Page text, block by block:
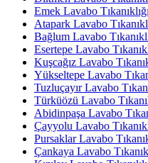
Emek Lavabo
Atapark Lavabo
Bağlum Lavabo
Esertepe Lavabo
Kuşcağız Lavabo
Yükseltepe Lavabo
Tuzluçayır Lavabo
Türküözü Lavabo
Abidinpaşa Lavabo
Çayyolu Lavabo
Pursaklar Lavabo
Çankaya Lavabo